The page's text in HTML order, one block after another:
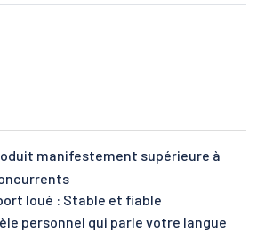
manifestement supérieure à
loué : Stable et fiable
personnel qui parle votre langue